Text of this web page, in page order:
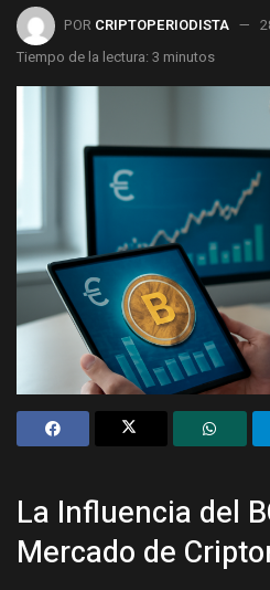
POR CRIPTOPERIODISTA
Tiempo de la lectura: 3 minutos
La Influencia del
Mercado de